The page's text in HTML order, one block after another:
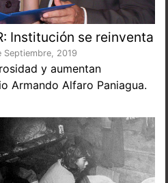
Institución se reinventa
Septiembre, 2019
y aumentan
Armando Alfaro Paniagua.